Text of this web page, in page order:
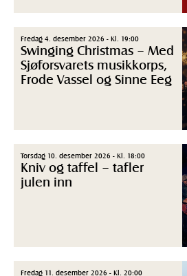
Fredag 4. desember 2026 - Kl. 19:00
Swinging Christmas – Med
Sjøforsvarets musikkorps,
Frode Vassel og Sinne Eeg
Torsdag 10. desember 2026 - Kl. 18:00
Kniv og taffel – tafler
julen inn
Fredag 11. desember 2026 - Kl. 20:00